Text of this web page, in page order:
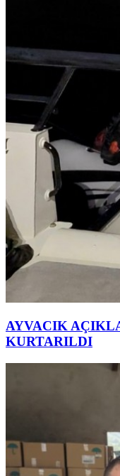
AYVACIK
KURTARILDI